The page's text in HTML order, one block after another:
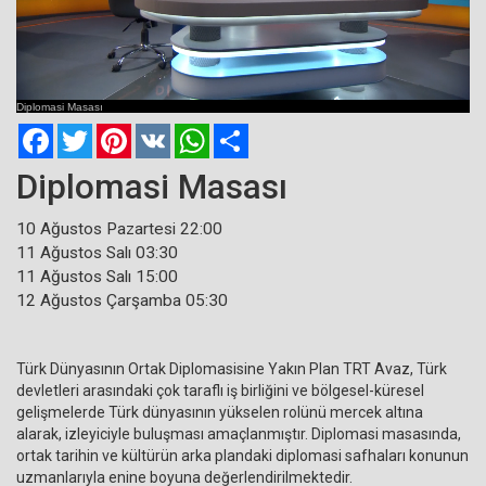
Current
Time
Loaded: 0%
Progress:
0%
Remaining
Diplomasi Masası
FacebookTwitterPinterest
VK WhatsApp
Diplomasi Masası
10 Ağustos Pazartesi 22:00
11 Ağustos Salı 03:30
11 Ağustos Salı 15:00
12 Ağustos Çarşamba 05:30
Türk Dünyasının Ortak Diplomasisine Yakın Plan TRT Avaz, Türk
devletleri arasındaki çok taraflı iş birliğini ve bölgesel-küresel
gelişmelerde Türk dünyasının yükselen rolünü mercek altına
alarak, izleyiciyle buluşması amaçlanmıştır. Diplomasi masasında,
ortak tarihin ve kültürün arka plandaki diplomasi safhaları konunun
uzmanlarıyla enine boyuna değerlendirilmektedir.